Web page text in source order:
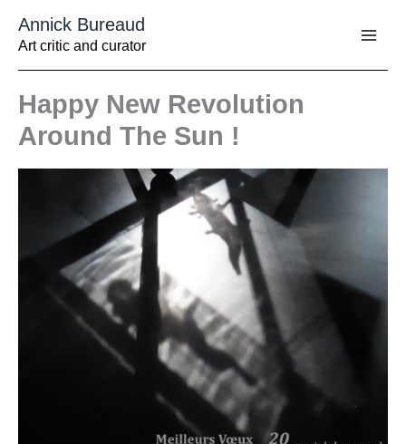
contenu
Annick Bureaud
Art critic and curator
Happy New Revolution
Around The Sun !